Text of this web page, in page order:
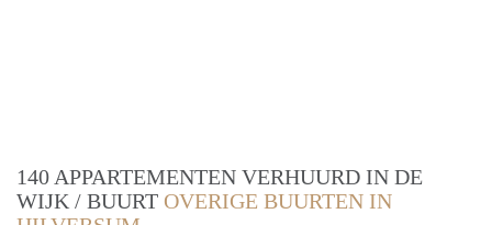
140 APPARTEMENTEN VERHUURD IN DE
WIJK / BUURT OVERIGE BUURTEN IN